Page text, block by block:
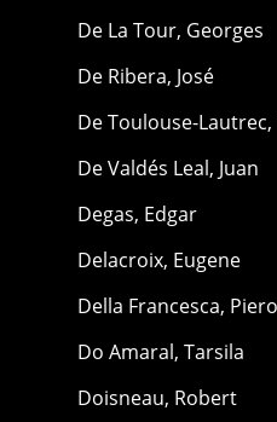
De La Tour, Georges
De Ribera, José
De Toulouse-
De Valdés Leal, Juan
Degas, Edgar
Delacroix, Eugene
Della Francesca, Piero
Do Amaral, Tarsila
Doisneau, Robert